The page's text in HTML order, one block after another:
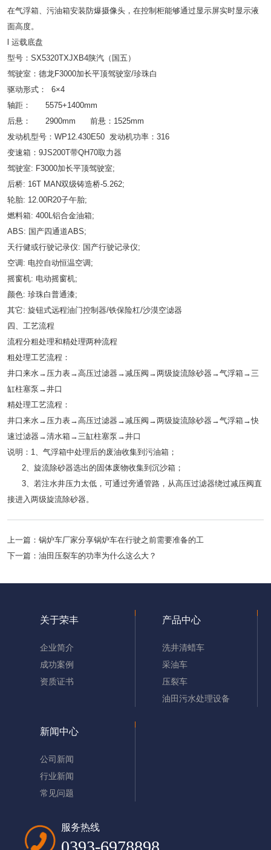
在气浮箱、污油箱安装防爆摄像头，在控制柜能够通过显示屏实时显示液
面高度。
l 运载底盘
型号：SX5320TXJXB4陕汽（国五）
驾驶室：德龙F3000加长平顶驾驶室/珍珠白
驱动形式： 6×4
轴距： 5575+1400mm
后悬： 2900mm 前悬：1525mm
发动机型号：WP12.430E50 发动机功率：316
变速箱：9JS200T带QH70取力器
驾驶室: F3000加长平顶驾驶室;
后桥: 16T MAN双级铸造桥-5.262;
轮胎: 12.00R20子午胎;
燃料箱: 400L铝合金油箱;
ABS: 国产四通道ABS;
天行健或行驶记录仪: 国产行驶记录仪;
空调: 电控自动恒温空调;
摇窗机: 电动摇窗机;
颜色: 珍珠白普通漆;
其它: 旋钮式远程油门控制器/铁保险杠/沙漠空滤器
四、工艺流程
流程分粗处理和精处理两种流程
粗处理工艺流程：
井口来水→压力表→高压过滤器→减压阀→两级旋流除砂器→气浮箱→三
缸柱塞泵→井口
精处理工艺流程：
井口来水→压力表→高压过滤器→减压阀→两级旋流除砂器→气浮箱→快
速过滤器→清水箱→三缸柱塞泵→井口
说明：1、气浮箱中处理后的废油收集到污油箱；
2、旋流除砂器选出的固体废物收集到沉沙箱；
3、若注水井压力太低，可通过旁通管路，从高压过滤器绕过减压阀直
接进入两级旋流除砂器。
上一篇： 锅炉车厂家分享锅炉车在行驶之前需要准备的工
下一篇： 油田压裂车的功率为什么这么大？
关于荣丰
企业简介
成功案例
资质证书
产品中心
洗井清蜡车
采油车
压裂车
油田污水处理设备
新闻中心
公司新闻
行业新闻
常见问题
服务热线